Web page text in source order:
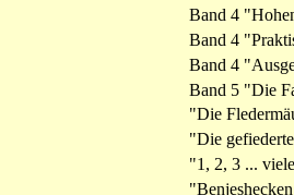
Band 4
Band 4
Band 4
Band 5 "Die
"Die
"Die
"1, 2, 3 ...